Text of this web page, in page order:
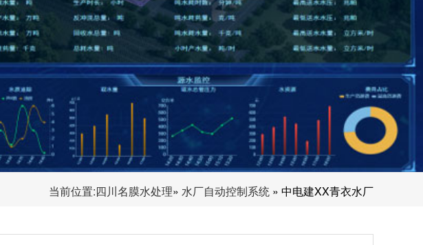
当前位置:四川名膜水处理» 水厂自动控制系统 » 中电建XX青衣水厂